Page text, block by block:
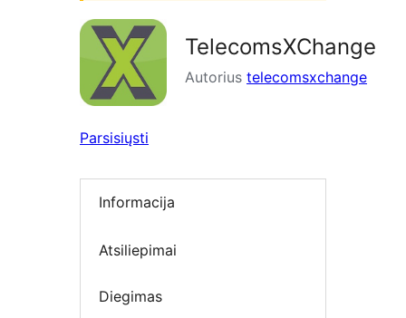
TelecomsXChange
Autorius telecomsxchange
Parsisiųsti
Informacija
Atsiliepimai
Diegimas